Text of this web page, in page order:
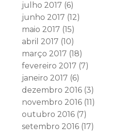
julho 2017 (6)
junho 2017 (12)
maio 2017 (15)
abril 2017 (10)
março 2017 (18)
fevereiro 2017 (7)
janeiro 2017 (6)
dezembro 2016(3)
novembro 2016(11)
outubro 2016(7)
setembro 2016(17)